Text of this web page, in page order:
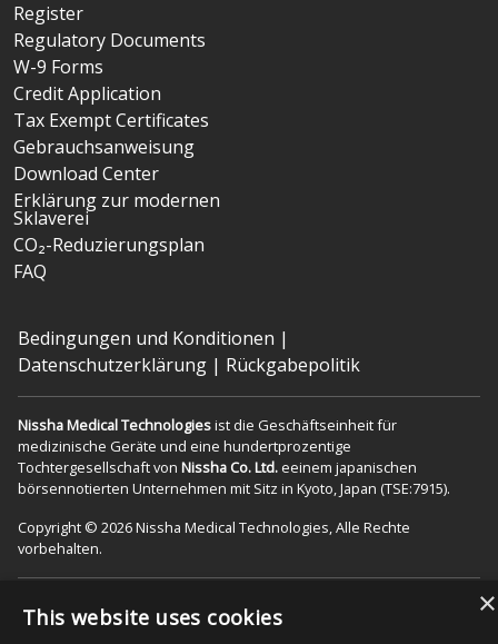
Register
Regulatory Documents
W-9 Forms
Credit Application
Tax Exempt Certificates
Gebrauchsanweisung
Download Center
Erklärung zur modernen
Sklaverei
CO₂-Reduzierungsplan
FAQ
Bedingungen und Konditionen |
Datenschutzerklärung | Rückgabepolitik
Nissha Medical Technologiesist die Geschäftseinheit für
medizinische Geräte und eine hundertprozentige
Tochtergesellschaft von Nissha Co. Ltd. eeinem japanischen
börsennotierten Unternehmen mit Sitz in Kyoto, Japan (TSE:7915).
Copyright © 2026 Nissha Medical Technologies, Alle Rechte
vorbehalten.
Durch die Bestellung von Produkten auf dieser Website erkennen
Sie an, dass die Produkte als „Rx Only“ gekennzeichnet sein können
×
This website uses cookies